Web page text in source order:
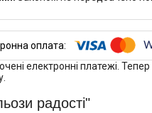
електронні платежі.
радості"